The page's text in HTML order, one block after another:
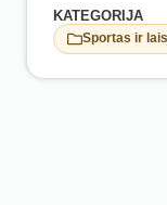
KATEGORIJA
Sportas ir